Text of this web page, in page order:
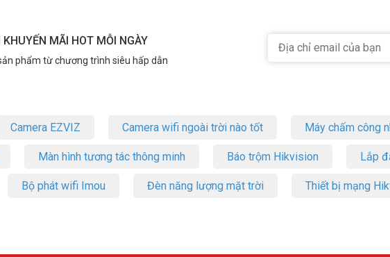
MÃI HOT MỖI NGÀY
phẩm từ chương trình siêu hấp dẫn
Camera EZVIZ Camera wifi ngoài trời nào tốt Máy chấm công
Màn hình tương tác thông minh Báo trộm Hikvision Lắp
Bộ phát wifi Imou Đèn năng lượng mặt trời Thiết bị mạng